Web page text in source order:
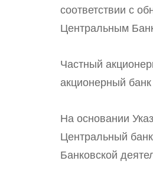
соответствии с
Центральным
Частный
акционерный банк
На основании
Центральный
Банковской